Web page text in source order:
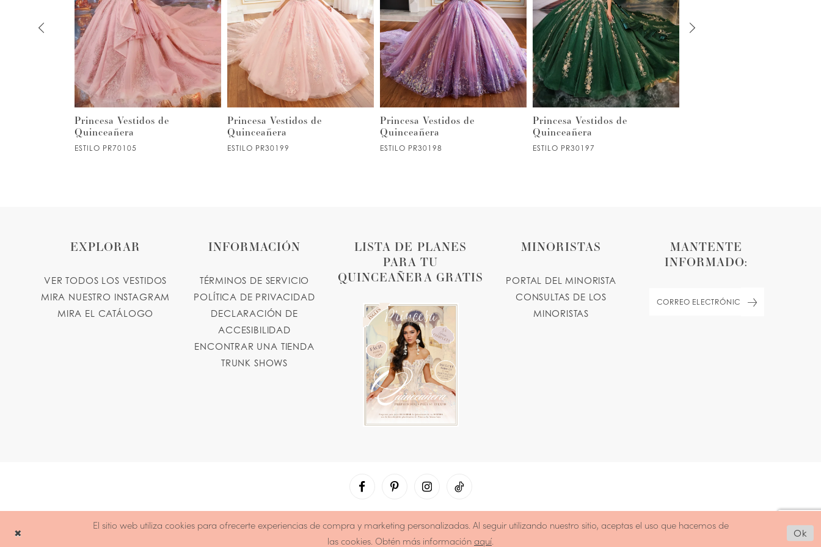
2
4
5
6
9
Princesa Vestidos de
Quinceañera
ESTILO PR70105
Princesa Vestidos de
Quinceañera
ESTILO PR30199
Princesa Vestidos de
Quinceañera
ESTILO PR30198
Princesa Vestidos de
Quinceañera
ESTILO PR30197
LISTA DE PLANES
PARA TU
QUINCEAÑERA GRATIS
EXPLORAR
VER TODOS LOS VESTIDOS
MIRA NUESTRO INSTAGRAM
MIRA EL CATÁLOGO
INFORMACIÓN
TÉRMINOS DE SERVICIO
POLÍTICA DE PRIVACIDAD
DECLARACIÓN DE
ACCESIBILIDAD
ENCONTRAR UNA TIENDA
TRUNK SHOWS
MINORISTAS
PORTAL DEL MINORISTA
CONSULTAS DE LOS
MINORISTAS
MANTENTE
INFORMADO:
El sitio web utiliza cookies para ofrecerte experiencias de compra y marketing personalizadas. Al seguir utilizando nuestro sitio, aceptas el uso que hacemos de
las cookies. Obtén más información aquí.
Ok